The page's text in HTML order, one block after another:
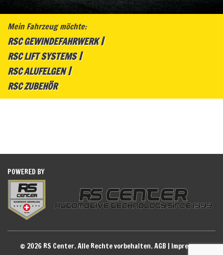
Mein Fahrzeug möchte:
RSC GEWINDEFAHRWERK
RSC LIFT SYSTEMS
RSC ALUFELGEN
RSC ZUBEHÖR
POWERED BY
© 2026 RS Center. Alle Rechte vorbehalten. AGB | Impressum